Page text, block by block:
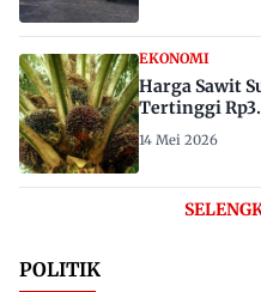
EKONOMI
Harga Sawit
Tertinggi
14 Mei 2026
POLITIK